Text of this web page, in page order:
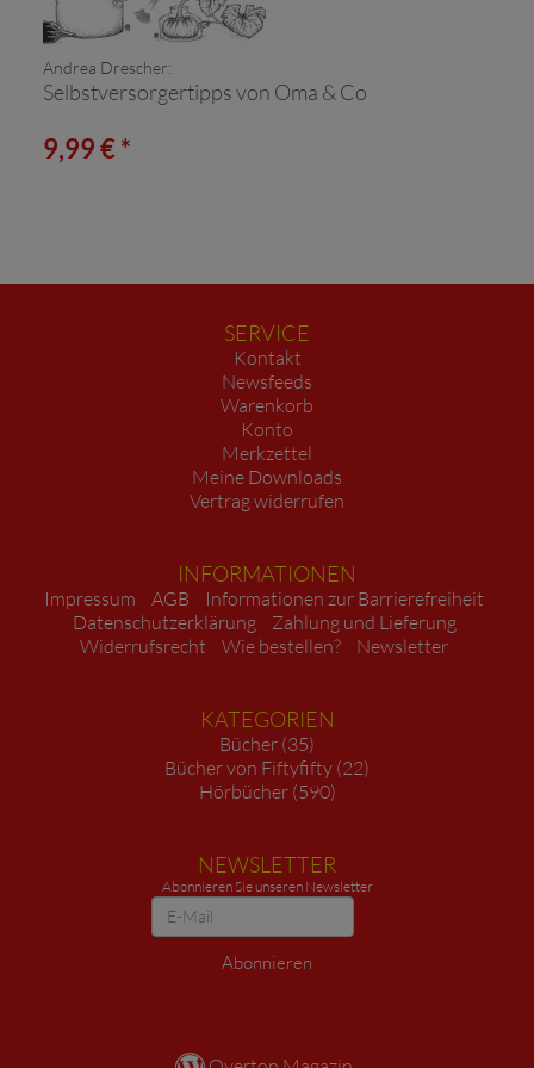
Andrea Drescher:
Selbstversorgertipps von Oma & Co
9,99 € *
SERVICE
Kontakt
Newsfeeds
Warenkorb
Konto
Merkzettel
Meine Downloads
Vertrag widerrufen
INFORMATIONEN
Impressum AGB
Informationen zur Barrierefreiheit
Datenschutzerklärung
Zahlung und Lieferung
Widerrufsrecht
Wie bestellen? Newsletter
KATEGORIEN
Bücher (35)
Bücher von Fiftyfifty (22)
Hörbücher (590)
NEWSLETTER
Abonnieren Sie unseren Newsletter
Newsletter
Abonnieren